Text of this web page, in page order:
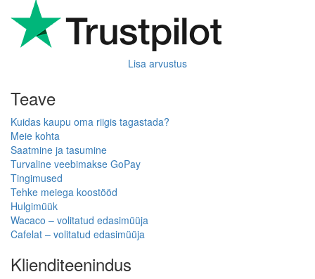
Lisa arvustus
Teave
Kuidas kaupu oma riigis tagastada?
Meie kohta
Saatmine ja tasumine
Turvaline veebimakse GoPay
Tingimused
Tehke meiega koostööd
Hulgimüük
Wacaco – volitatud edasimüüja
Cafelat – volitatud edasimüüja
Klienditeenindus